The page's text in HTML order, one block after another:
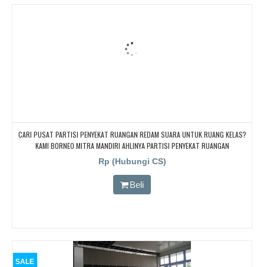
CARI PUSAT PARTISI PENYEKAT RUANGAN REDAM SUARA UNTUK RUANG KELAS?
KAMI BORNEO MITRA MANDIRI AHLINYA PARTISI PENYEKAT RUANGAN
Rp (Hubungi CS)
Beli
SALE